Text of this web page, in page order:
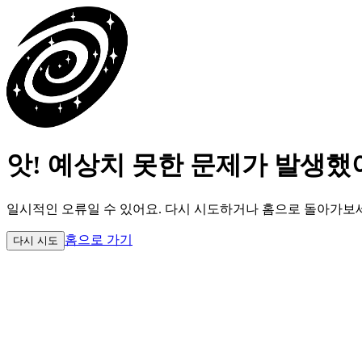
앗! 예상치 못한 문제가 발생했
일시적인 오류일 수 있어요. 다시 시도하거나 홈으로 돌아가보
다시 시도 홈으로 가기